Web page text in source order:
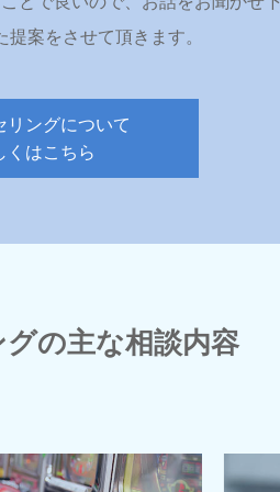
案をさせて頂きます。
リングについて
くはこちら
の主な相談内容